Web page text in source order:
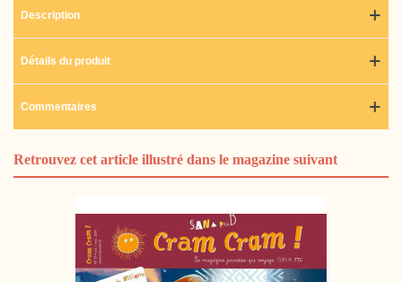
Description
Détails du produit
Commentaires
Retrouvez cet article illustré dans le magazine suivant